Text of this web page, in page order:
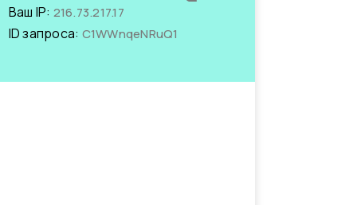
Ваш IP: 216.73.217.17
ID запроса: C1WWnqeNRuQ1